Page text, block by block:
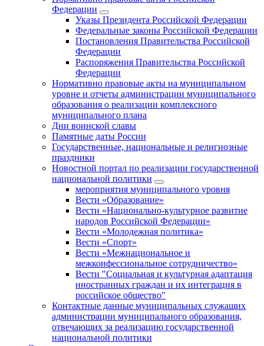
Федерации
Указы Президента Российской Федерации
Федеральные законы Российской Федерации
Постановления Правительства Российской
Федерации
Распоряжения Правительства Российской
Федерации
Нормативно правовые акты на муниципальном
уровне и отчеты администрации муниципального
образования о реализации комплексного
муниципального плана
Дни воинской славы
Памятные даты России
Государственные, национальные и религиозные
праздники
Новостной портал по реализации государственной
национальной политики
мероприятия муниципального уровня
Вести «Образование»
Вести «Национально-культурное развитие
народов Российской Федерации»
Вести «Молодежная политика»
Вести «Спорт»
Вести «Межнациональное и
межконфессиональное сотрудничество»
Вести "Социальная и культурная адаптация
иностранных граждан и их интеграция в
российское общество"
Контактные данные муниципальных служащих
администрации муниципального образования,
отвечающих за реализацию государственной
национальной политики